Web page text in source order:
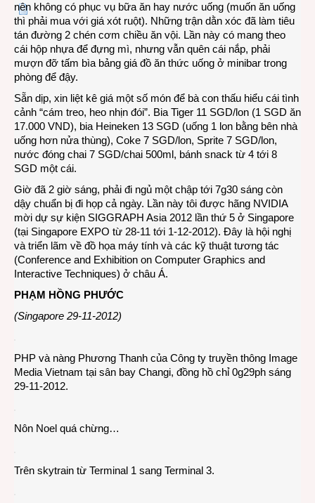
nên không có phục vụ bữa ăn hay nước uống (muốn ăn uống
thì phải mua với giá xót ruột). Những trận dằn xóc đã làm tiêu
tán đường 2 chén cơm chiều ăn vội. Lần này có mang theo
cái hộp nhựa để đựng mì, nhưng vẫn quên cái nắp, phải
mượn đỡ tấm bìa bảng giá đồ ăn thức uống ở minibar trong
phòng để đậy.
Sẵn dịp, xin liệt kê giá một số món để bà con thấu hiểu cái tình
cảnh “cám treo, heo nhịn đói”. Bia Tiger 11 SGD/lon (1 SGD ăn
17.000 VND), bia Heineken 13 SGD (uống 1 lon bằng bên nhà
uống hơn nửa thùng), Coke 7 SGD/lon, Sprite 7 SGD/lon,
nước đóng chai 7 SGD/chai 500ml, bánh snack từ 4 tới 8
SGD một cái.
Giờ đã 2 giờ sáng, phải đi ngủ một chập tới 7g30 sáng còn
dậy chuẩn bị đi họp cả ngày. Lần này tôi được hãng NVIDIA
mời dự sự kiện SIGGRAPH Asia 2012 lần thứ 5 ở Singapore
(tại Singapore EXPO từ 28-11 tới 1-12-2012). Đây là hội nghị
và triển lãm về đồ họa máy tính và các kỹ thuật tương tác
(Conference and Exhibition on Computer Graphics and
Interactive Techniques) ở châu Á.
PHẠM HỒNG PHƯỚC
(Singapore 29-11-2012)
PHP và nàng Phương Thanh của Công ty truyền thông Image
Media Vietnam tại sân bay Changi, đồng hồ chỉ 0g29ph sáng
29-11-2012.
Nôn Noel quá chừng…
Trên skytrain từ Terminal 1 sang Terminal 3.